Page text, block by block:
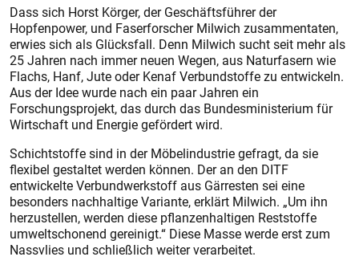
Dass sich Horst Körger, der Geschäftsführer der
Hopfenpower, und Faserforscher Milwich zusammentaten,
erwies sich als Glücksfall. Denn Milwich sucht seit mehr als
25 Jahren nach immer neuen Wegen, aus Naturfasern wie
Flachs, Hanf, Jute oder Kenaf Verbundstoffe zu entwickeln.
Aus der Idee wurde nach ein paar Jahren ein
Forschungsprojekt, das durch das Bundesministerium für
Wirtschaft und Energie gefördert wird.
Schichtstoffe sind in der Möbelindustrie gefragt, da sie
flexibel gestaltet werden können. Der an den DITF
entwickelte Verbundwerkstoff aus Gärresten sei eine
besonders nachhaltige Variante, erklärt Milwich. „Um ihn
herzustellen, werden diese pflanzenhaltigen Reststoffe
umweltschonend gereinigt.“ Diese Masse werde erst zum
Nassvlies und schließlich weiter verarbeitet.